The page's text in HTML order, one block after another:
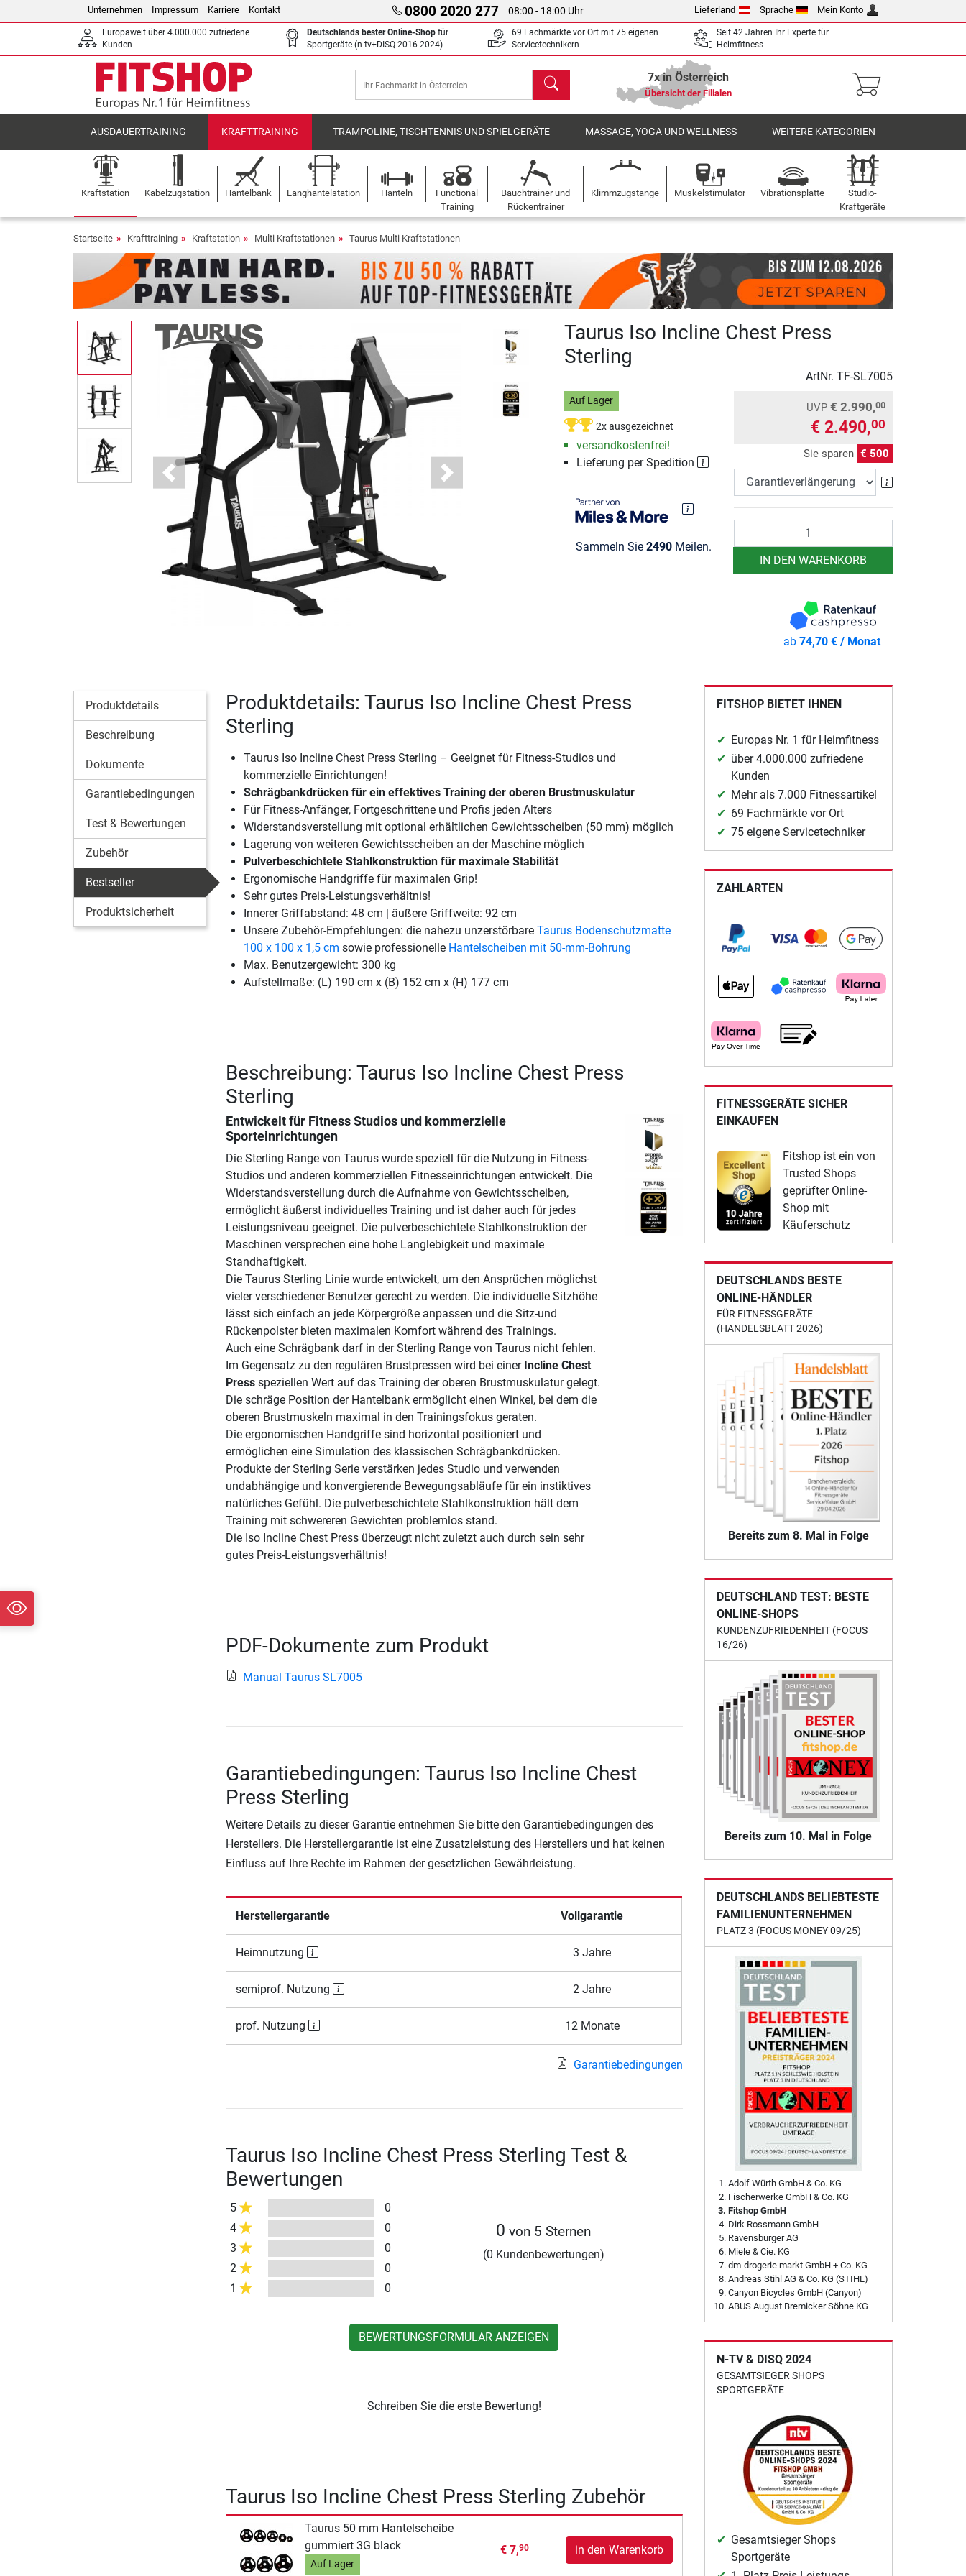
Unternehmen Impressum Karriere Kontakt 0800 2020 277 08:00 - 18:00 Uhr Lieferland Sprache Mein Konto
Europaweit über 4.000.000 zufriedene
Kunden
Deutschlands bester Online-Shop für
Sportgeräte (n-tv+DISQ 2016-2024)
69 Fachmärkte vor Ort mit 75 eigenen
Servicetechnikern
Seit 42 Jahren Ihr Experte für
Heimfitness
Suchen 7x in Österreich
Übersicht der Filialen
AUSDAUERTRAINING KRAFTTRAINING TRAMPOLINE, TISCHTENNIS UND SPIELGERÄTE MASSAGE, YOGA UND WELLNESS WEITERE KATEGORIEN
Kraftstation Kabelzugstation Hantelbank Langhantelstation Hanteln
Functional
Training
Bauchtrainer und
Rückentrainer
Klimmzugstange Muskelstimulator Vibrationsplatte
Studio-
Kraftgeräte
Startseite Krafttraining Kraftstation Multi Kraftstationen Taurus Multi Kraftstationen
Previous Next
Taurus Iso Incline Chest Press
Sterling
ArtNr. TF-SL7005
Auf Lager
2x ausgezeichnet
versandkostenfrei!
Lieferung per Spedition
Sammeln Sie 2490Meilen.
UVP € 2.990,00
€ 2.490,00
Sie sparen € 500
IN DEN WARENKORB
ab 74,70 € / Monat
Produktdetails
Beschreibung
Dokumente
Garantiebedingungen
Test & Bewertungen
Zubehör
Bestseller
Produktsicherheit
Produktdetails: Taurus Iso Incline Chest Press
Sterling
Taurus Iso Incline Chest Press Sterling – Geeignet für Fitness-Studios und
kommerzielle Einrichtungen!
Schrägbankdrücken für ein effektives Training der oberen Brustmuskulatur
Für Fitness-Anfänger, Fortgeschrittene und Profis jeden Alters
Widerstandsverstellung mit optional erhältlichen Gewichtsscheiben (50 mm) möglich
Lagerung von weiteren Gewichtsscheiben an der Maschine möglich
Pulverbeschichtete Stahlkonstruktion für maximale Stabilität
Ergonomische Handgriffe für maximalen Grip!
Sehr gutes Preis-Leistungsverhältnis!
Innerer Griffabstand: 48 cm | äußere Griffweite: 92 cm
Unsere Zubehör-Empfehlungen: die nahezu unzerstörbare Taurus Bodenschutzmatte
100 x 100 x 1,5 cm sowie professionelle Hantelscheiben mit 50-mm-Bohrung
Max. Benutzergewicht: 300 kg
Aufstellmaße: (L) 190 cm x (B) 152 cm x (H) 177 cm
Beschreibung: Taurus Iso Incline Chest Press
Sterling
Entwickelt für Fitness Studios und kommerzielle
Sporteinrichtungen
Die Sterling Range von Taurus wurde speziell für die Nutzung in Fitness-
Studios und anderen kommerziellen Fitnesseinrichtungen entwickelt. Die
Widerstandsverstellung durch die Aufnahme von Gewichtsscheiben,
ermöglicht äußerst individuelles Training und ist daher auch für jedes
Leistungsniveau geeignet. Die pulverbeschichtete Stahlkonstruktion der
Maschinen versprechen eine hohe Langlebigkeit und maximale
Standhaftigkeit.
Die Taurus Sterling Linie wurde entwickelt, um den Ansprüchen möglichst
vieler verschiedener Benutzer gerecht zu werden. Die individuelle Sitzhöhe
lässt sich einfach an jede Körpergröße anpassen und die Sitz-und
Rückenpolster bieten maximalen Komfort während des Trainings.
Auch eine Schrägbank darf in der Sterling Range von Taurus nicht fehlen.
Im Gegensatz zu den regulären Brustpressen wird bei einer Incline Chest
Pressspeziellen Wert auf das Training der oberen Brustmuskulatur gelegt.
Die schräge Position der Hantelbank ermöglicht einen Winkel, bei dem die
oberen Brustmuskeln maximal in den Trainingsfokus geraten.
Die ergonomischen Handgriffe sind horizontal positioniert und
ermöglichen eine Simulation des klassischen Schrägbankdrücken.
Produkte der Sterling Serie verstärken jedes Studio und verwenden
undabhängige und konvergierende Bewegungsabläufe für ein instiktives
natürliches Gefühl. Die pulverbeschichtete Stahlkonstruktion hält dem
Training mit schwereren Gewichten problemlos stand.
Die Iso Incline Chest Press überzeugt nicht zuletzt auch durch sein sehr
gutes Preis-Leistungsverhältnis!
PDF-Dokumente zum Produkt
Manual Taurus SL7005
Garantiebedingungen: Taurus Iso Incline Chest
Press Sterling
Weitere Details zu dieser Garantie entnehmen Sie bitte den Garantiebedingungen des
Herstellers. Die Herstellergarantie ist eine Zusatzleistung des Herstellers und hat keinen
Einfluss auf Ihre Rechte im Rahmen der gesetzlichen Gewährleistung.
Herstellergarantie Vollgarantie
Heimnutzung 3 Jahre
semiprof. Nutzung 2 Jahre
prof. Nutzung 12 Monate
Garantiebedingungen
Taurus Iso Incline Chest Press Sterling Test &
Bewertungen
5
0
4
0
3
0
2
0
1
0
0 von 5 Sternen
(0 Kundenbewertungen)
BEWERTUNGSFORMULAR ANZEIGEN
Schreiben Sie die erste Bewertung!
Taurus Iso Incline Chest Press Sterling Zubehör
Taurus 50 mm Hantelscheibe
gummiert 3G black
Auf Lager
€ 7,90 in den Warenkorb
FITSHOP BIETET IHNEN
Europas Nr. 1 für Heimfitness
über 4.000.000 zufriedene
Kunden
Mehr als 7.000 Fitnessartikel
69 Fachmärkte vor Ort
75 eigene Servicetechniker
ZAHLARTEN
FITNESSGERÄTE SICHER
EINKAUFEN
Fitshop ist ein von
Trusted Shops
geprüfter Online-
Shop mit
Käuferschutz
DEUTSCHLANDS BESTE
ONLINE-HÄNDLER
FÜR FITNESSGERÄTE
(HANDELSBLATT 2026)
Bereits zum 8. Mal in Folge
DEUTSCHLAND TEST: BESTE
ONLINE-SHOPS
KUNDENZUFRIEDENHEIT (FOCUS
16/26)
Bereits zum 10. Mal in Folge
DEUTSCHLANDS BELIEBTESTE
FAMILIENUNTERNEHMEN
PLATZ 3 (FOCUS MONEY 09/25)
Adolf Würth GmbH & Co. KG
Fischerwerke GmbH & Co. KG
Fitshop GmbH
Dirk Rossmann GmbH
Ravensburger AG
Miele & Cie. KG
dm-drogerie markt GmbH + Co. KG
Andreas Stihl AG & Co. KG (STIHL)
Canyon Bicycles GmbH (Canyon)
ABUS August Bremicker Söhne KG
N-TV & DISQ 2024
GESAMTSIEGER SHOPS
SPORTGERÄTE
Gesamtsieger Shops
Sportgeräte